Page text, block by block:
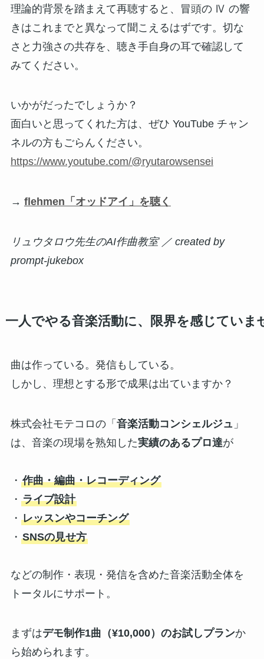
理論的背景を踏まえて再聴すると、冒頭の Ⅳ の響
きはこれまでと異なって聞こえるはずです。切な
さと力強さの共存を、聴き手自身の耳で確認して
みてください。
いかがだったでしょうか？
面白いと思ってくれた方は、ぜひ YouTube チャン
ネルの方もごらんください。
https://www.youtube.com/@ryutarowsensei
→ flehmen「オッドアイ」を聴く
リュウタロウ先生のAI作曲教室 ／ created by
prompt-jukebox
一人でやる音楽活動に、限界を感じていま
曲は作っている。発信もしている。
しかし、理想とする形で成果は出ていますか？
株式会社モテコロの「 音楽活動コンシェルジュ 」
は、音楽の現場を熟知した実績のあるプロ達が
・ 作曲・編曲・レコーディング
・ ライブ設計
・ レッスンやコーチング
・ SNSの見せ方
などの制作・表現・発信を含めた音楽活動全体を
トータルにサポート。
まずはデモ制作1曲（¥10,000）のお試しプランか
ら始められます。